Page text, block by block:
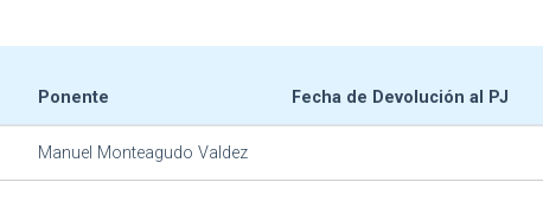
Ponente Fecha de Devolución al PJ
Manuel Monteagudo Valdez